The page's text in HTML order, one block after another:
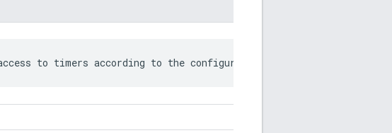
to timers according to the configured event handling model.